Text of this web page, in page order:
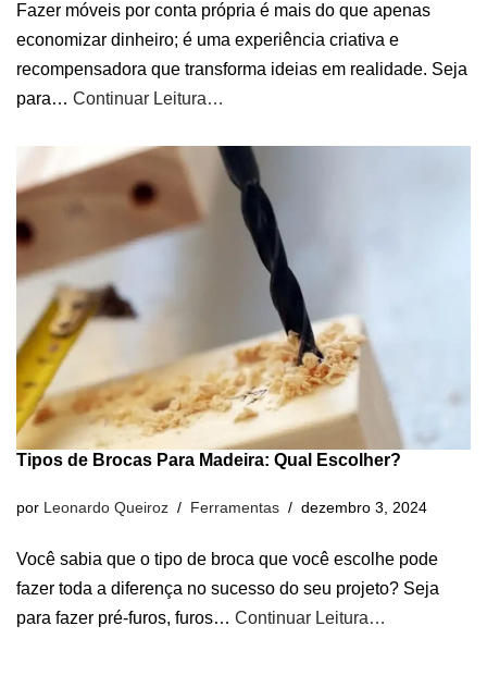
Fazer móveis por conta própria é mais do que apenas
economizar dinheiro; é uma experiência criativa e
recompensadora que transforma ideias em realidade. Seja
para… Continuar Leitura…
Tipos de Brocas Para Madeira: Qual Escolher?
por Leonardo Queiroz Ferramentas dezembro 3, 2024
Você sabia que o tipo de broca que você escolhe pode
fazer toda a diferença no sucesso do seu projeto? Seja
para fazer pré-furos, furos… Continuar Leitura…